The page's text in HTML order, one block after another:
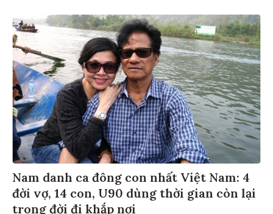
Nam danh ca đông con nhất Việt Nam: 4
đời vợ, 14 con, U90 dùng thời gian còn lại
trong đời đi khắp nơi